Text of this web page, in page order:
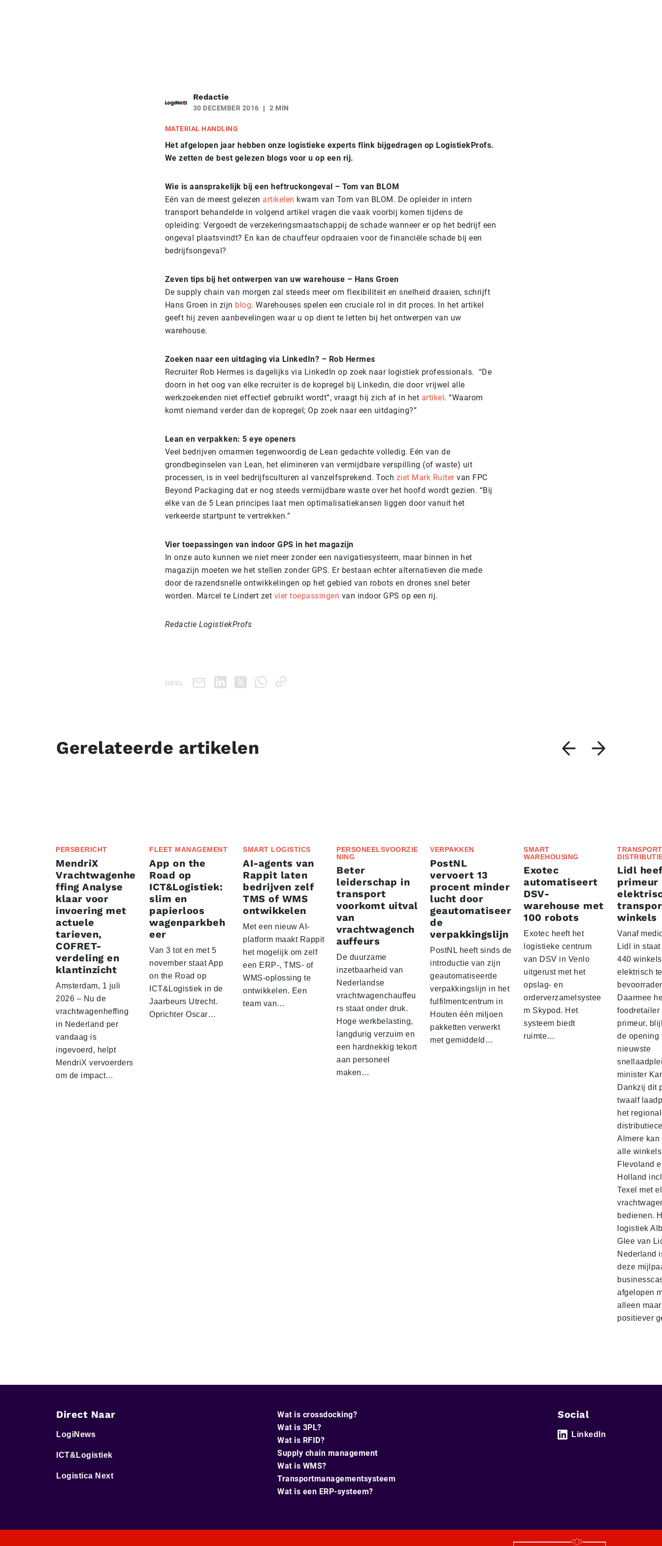
Redactie
30 DECEMBER 2016 2 MIN
MATERIAL HANDLING
Het afgelopen jaar hebben onze logistieke experts flink bijgedragen op LogistiekProfs.
We zetten de best gelezen blogs voor u op een rij.
Wie is aansprakelijk bij een heftruckongeval – Tom van BLOM
Eén van de meest gelezen artikelen kwam van Tom van BLOM. De opleider in intern
transport behandelde in volgend artikel vragen die vaak voorbij komen tijdens de
opleiding: Vergoedt de verzekeringsmaatschappij de schade wanneer er op het bedrijf een
ongeval plaatsvindt? En kan de chauffeur opdraaien voor de financiële schade bij een
bedrijfsongeval?
Zeven tips bij het ontwerpen van uw warehouse – Hans Groen
De supply chain van morgen zal steeds meer om flexibiliteit en snelheid draaien, schrijft
Hans Groen in zijn blog. Warehouses spelen een cruciale rol in dit proces. In het artikel
geeft hij zeven aanbevelingen waar u op dient te letten bij het ontwerpen van uw
warehouse.
Zoeken naar een uitdaging via LinkedIn? – Rob Hermes
Recruiter Rob Hermes is dagelijks via LinkedIn op zoek naar logistiek professionals. “De
doorn in het oog van elke recruiter is de kopregel bij Linkedin, die door vrijwel alle
werkzoekenden niet effectief gebruikt wordt”, vraagt hij zich af in het artikel. “Waarom
komt niemand verder dan de kopregel; Op zoek naar een uitdaging?”
Lean en verpakken: 5 eye openers
Veel bedrijven omarmen tegenwoordig de Lean gedachte volledig. Eén van de
grondbeginselen van Lean, het elimineren van vermijdbare verspilling (of waste) uit
processen, is in veel bedrijfsculturen al vanzelfsprekend. Toch ziet Mark Ruitervan FPC
Beyond Packaging dat er nog steeds vermijdbare waste over het hoofd wordt gezien. “Bij
elke van de 5 Lean principes laat men optimalisatiekansen liggen door vanuit het
verkeerde startpunt te vertrekken.”
Vier toepassingen van indoor GPS in het magazijn
In onze auto kunnen we niet meer zonder een navigatiesysteem, maar binnen in het
magazijn moeten we het stellen zonder GPS. Er bestaan echter alternatieven die mede
door de razendsnelle ontwikkelingen op het gebied van robots en drones snel beter
worden. Marcel te Lindert zet vier toepassingen van indoor GPS op een rij.
Redactie LogistiekProfs
DEEL
Gerelateerde artikelen
PERSBERICHT
MendriX
Vrachtwagenhe
ffing Analyse
klaar voor
invoering met
actuele
tarieven,
COFRET-
verdeling en
klantinzicht
Amsterdam, 1 juli
2026 – Nu de
vrachtwagenheffing
in Nederland per
vandaag is
ingevoerd, helpt
MendriX vervoerders
om de impact…
FLEET MANAGEMENT
App on the
Road op
ICT&Logistiek:
slim en
papierloos
wagenparkbeh
eer
Van 3 tot en met 5
november staat App
on the Road op
ICT&Logistiek in de
Jaarbeurs Utrecht.
Oprichter Oscar…
SMART LOGISTICS
AI-agents van
Rappit laten
bedrijven zelf
TMS of WMS
ontwikkelen
Met een nieuw AI-
platform maakt Rappit
het mogelijk om zelf
een ERP-, TMS- of
WMS-oplossing te
ontwikkelen. Een
team van…
PERSONEELSVOORZIE
NING
Beter
leiderschap in
transport
voorkomt uitval
van
vrachtwagench
auffeurs
De duurzame
inzetbaarheid van
Nederlandse
vrachtwagenchauffeu
rs staat onder druk.
Hoge werkbelasting,
langdurig verzuim en
een hardnekkig tekort
aan personeel
maken…
VERPAKKEN
PostNL
vervoert 13
procent minder
lucht door
geautomatiseer
de
verpakkingslijn
PostNL heeft sinds de
introductie van zijn
geautomatiseerde
verpakkingslijn in het
fulfilmentcentrum in
Houten één miljoen
pakketten verwerkt
met gemiddeld…
SMART
WAREHOUSING
Exotec
automatiseert
DSV-
warehouse met
100 robots
Exotec heeft het
logistieke centrum
van DSV in Venlo
uitgerust met het
opslag- en
orderverzamelsystee
m Skypod. Het
systeem biedt
ruimte…
Lidl
primeur
winkels
Vanaf
Lidl in
440 winkels
elektrisch te
Daarmee
foodretailer
primeur,
de opening
nieuwste
minister
Dankzij dit
twaalf
het
Almere
alle
Flevoland
Holland
Texel met
bedienen.
logistiek
Glee van
Nederland
deze
afgelopen
alleen maar
positiever
Direct Naar
LogiNews
ICT&Logistiek
Logistica Next
Wat is crossdocking?
Wat is 3PL?
Wat is RFID?
Supply chain management
Wat is WMS?
Transportmanagementsysteem
Wat is een ERP-systeem?
Social
LinkedIn